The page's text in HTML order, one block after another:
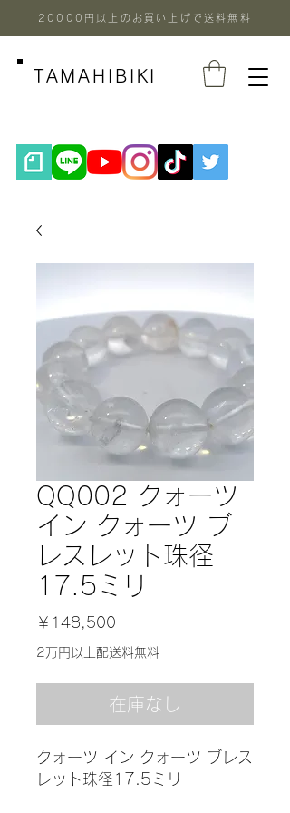
20000円以上のお買い上げで送料無料
TAMAHIBIKI
QQ002 クォーツ
イン クォーツ ブ
レスレット珠径
17.5ミリ
￥148,500
格
2万円以上配送料無料
在庫なし
クォーツ イン クォーツ ブレス
レット珠径17.5ミリ